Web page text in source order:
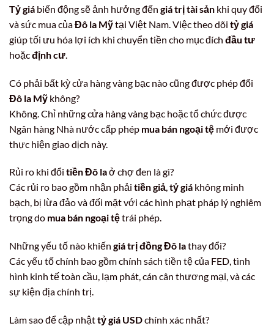
Tỷ giá biến động sẽ ảnh hưởng đến giá trị tài sản khi quy đổi
và sức mua củaĐô la Mỹtại Việt Nam. Việc theo dõi tỷ giá
giúp tối ưu hóa lợi ích khi chuyển tiền cho mục đích đầu tư
hoặcđịnh cư
Có phải bất kỳ cửa hàng vàng bạc nào cũng được phép đổi
Đô la Mỹ không?
Không. Chỉ những cửa hàng vàng bạc hoặc tổ chức được
Ngân hàng Nhà nước cấp phép mua bán ngoại tệ mới được
thực hiện giao dịch này.
Rủi ro khi đổi tiền Đô laở chợ đen là gì?
Các rủi ro bao gồm nhận phải tiền giả,tỷ giá không minh
bạch, bị lừa đảo và đối mặt với các hình phạt pháp lý nghiêm
trọng do mua bán ngoại tệtrái phép.
Những yếu tố nào khiến giá trị đồng Đô lathay đổi?
Các yếu tố chính bao gồm chính sách tiền tệ của FED, tình
hình kinh tế toàn cầu, lạm phát, cán cân thương mại, và các
sự kiện địa chính trị.
Làm sao để cập nhậttỷ giá USDchính xác nhất?